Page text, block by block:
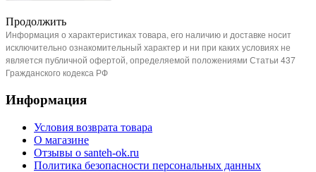
Продолжить
Информация о характеристиках товара, его наличию и доставке носит
исключительно ознакомительный характер и ни при каких условиях не
является публичной офертой, определяемой положениями Статьи 437
Гражданского кодекса РФ
Информация
Условия возврата товара
О магазине
Отзывы о santeh-ok.ru
Политика безопасности персональных данных